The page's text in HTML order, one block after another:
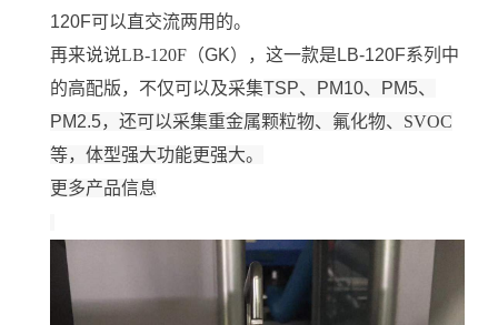
120F可以直交流两用的。
再来说说LB-120F （GK），这一款是 LB-120F系列中
的高配版，不仅可以及采集TSP、 PM10、 PM5、
PM2.5，还可以采集重金属颗粒物、氟化物、 SVOC
等，体型强大功能更强大。
更多产品信息